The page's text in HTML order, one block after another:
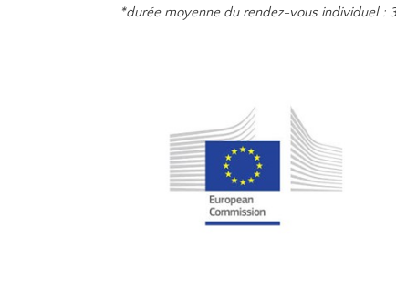
*durée moyenne du rendez-vous individuel :